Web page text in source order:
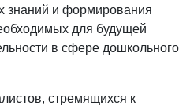
знаний и формирования
для будущей
в сфере дошкольного
стремящихся к